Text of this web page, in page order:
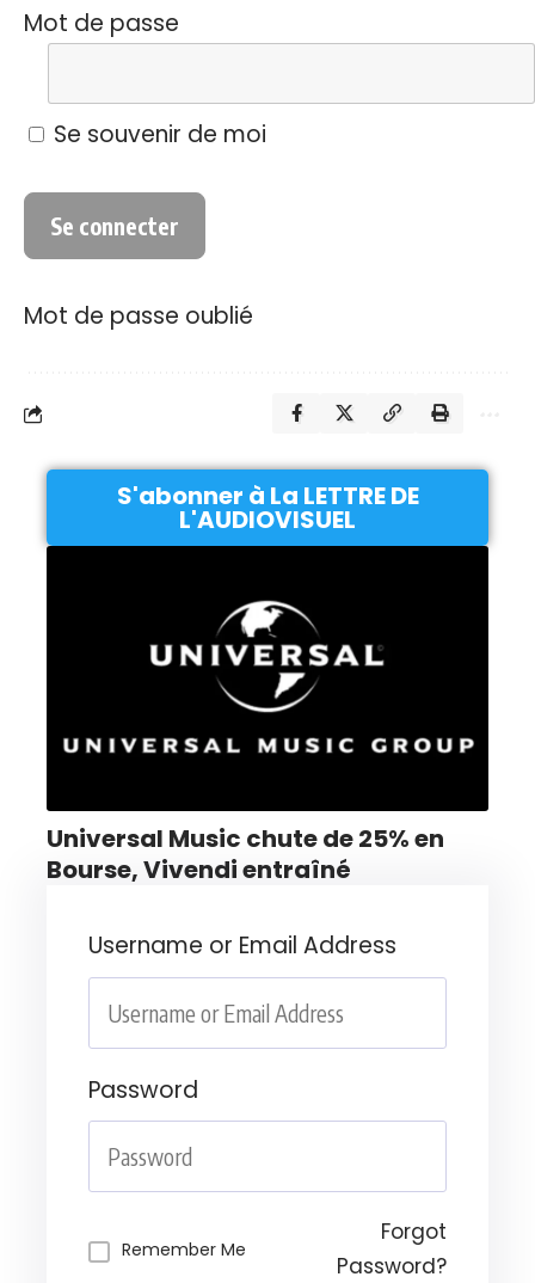
Mot de passe
Se souvenir de moi
Mot de passe oublié
S'abonner à La LETTRE DE
L'AUDIOVISUEL
Universal Music chute de 25% en
Bourse, Vivendi entraîné
Username or Email Address
Password
Remember Me
Forgot
Password?